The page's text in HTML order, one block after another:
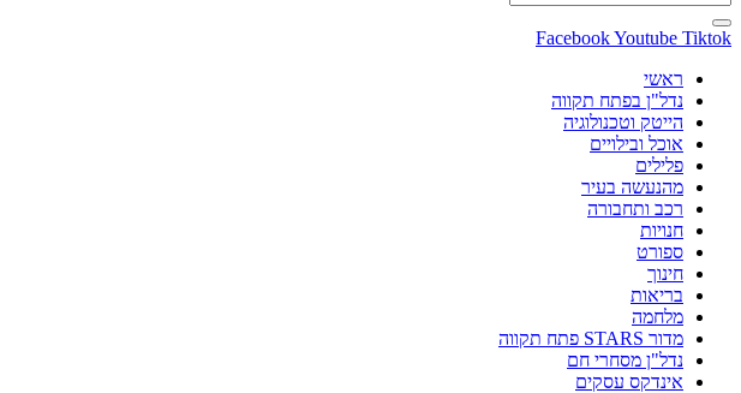
FacebookYoutube Tiktok
ראשי
נדל"ן בפתח תקווה
הייטק וטכנולוגיה
אוכל ובילויים
פלילים
מהנעשה בעיר
רכב ותחבורה
חנויות
ספורט
חינוך
בריאות
מלחמה
מדור STARS פתח תקווה
נדל"ן מסחרי חם
אינדקס עסקים